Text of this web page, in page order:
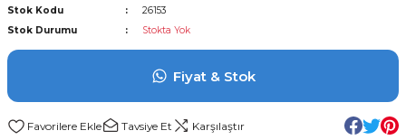
Stok Kodu
26153
Stok Durumu
Stokta Yok
Fiyat & Stok
Tavsiye Et Karşılaştır